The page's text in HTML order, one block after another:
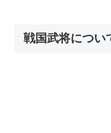
戦国武将につい